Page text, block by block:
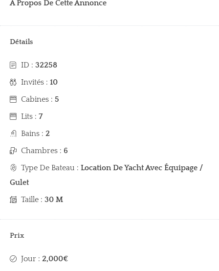
A Propos De Cette Annonce
Détails
ID : 32258
Invités : 10
Cabines : 5
Lits : 7
Bains : 2
Chambres : 6
Type De Bateau : Location De Yacht Avec Équipage /
Gulet
Taille : 30 M
Prix
Jour : 2,000€